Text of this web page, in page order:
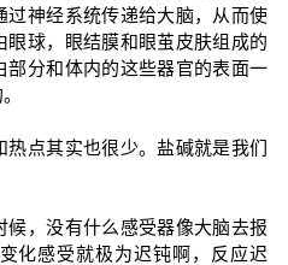
神经系统传递给大脑，从而使
眼球，眼结膜和眼茧皮肤组成的
部分和体内的这些器官的表面一
点其实也很少。盐碱就是我们
候，没有什么感受器像大脑去报
化感受就极为迟钝啊，反应迟